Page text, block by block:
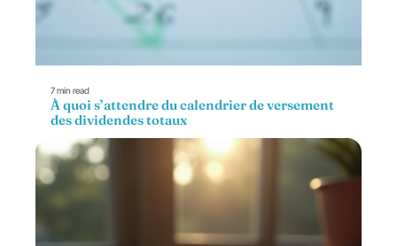
7 min read
À quoi s’attendre du calendrier de versement
des dividendes totaux